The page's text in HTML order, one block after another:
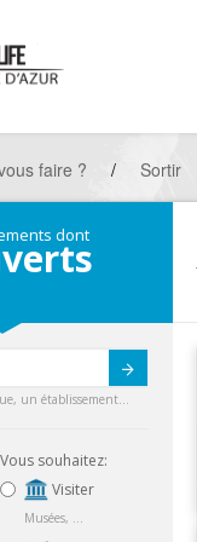
faire ? / Sortir
dont
un établissement...
Vous souhaitez:
Visiter
Musées, ...